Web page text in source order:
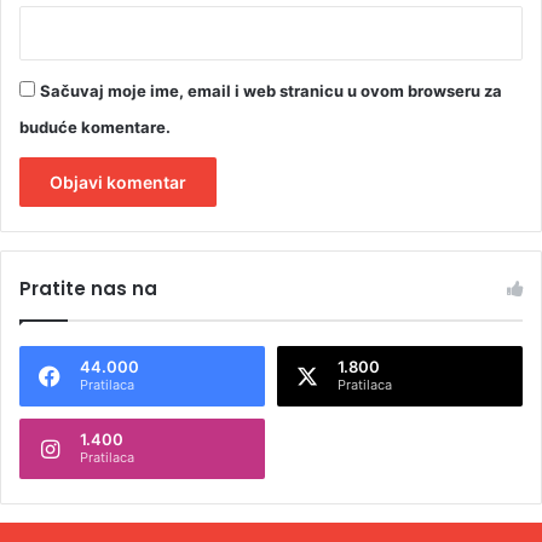
Sačuvaj moje ime, email i web stranicu u ovom browseru za
buduće komentare.
t
n
t
Pratite nas na
44.000
Pratilaca
1.800
Pratilaca
1.400
Pratilaca